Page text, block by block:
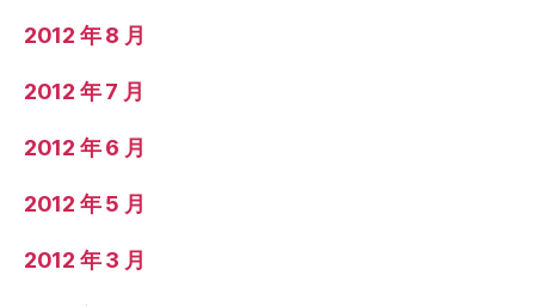
2012 年 8 月
2012 年 7 月
2012 年 6 月
2012 年 5 月
2012 年 3 月